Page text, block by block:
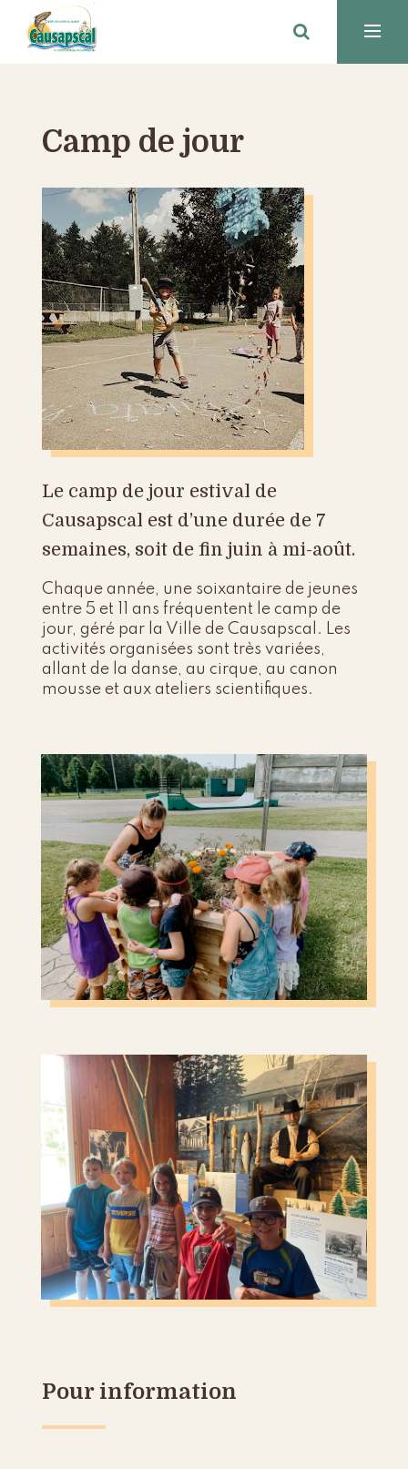
Camp de jour
Le camp de jour estival de
Causapscal est d’une durée de 7
semaines, soit de fin juin à mi-août.
Chaque année, une soixantaire de jeunes
entre 5 et 11 ans fréquentent le camp de
jour, géré par la Ville de Causapscal. Les
activités organisées sont très variées,
allant de la danse, au cirque, au canon
mousse et aux ateliers scientifiques.
Pour information